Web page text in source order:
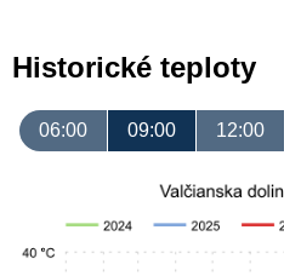
Historické teploty
06:00 09:00 12:00